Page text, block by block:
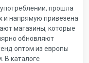
прошла
и напрямую привезена
магазины, которые
обновляют
оптом из европы
В каталоге